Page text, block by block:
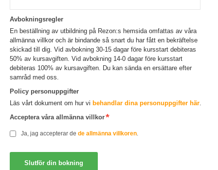
Avbokningsregler
En beställning av utbildning på Rezon:s hemsida omfattas av våra
allmänna villkor och är bindande så snart du har fått en bekräftelse
skickad till dig. Vid avbokning 30-15 dagar före kursstart debiteras
50% av kursavgiften. Vid avbokning 14-0 dagar före kursstart
debiteras 100% av kursavgiften. Du kan sända en ersättare efter
samråd med oss.
Policy personuppgifter
Läs vårt dokument om hur vi behandlar dina personuppgifter här.
Acceptera våra allmänna villkor
Ja, jag accepterar de de allmänna villkoren